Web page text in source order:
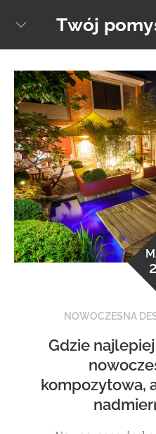
Twój
NOWOCZESNA
Gdzie
kompozytowa,